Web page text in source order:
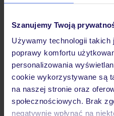
Szanujemy Twoją
Używamy technologii takich
poprawy komfortu
personalizowania
cookie wykorzystywane są
na naszej stronie oraz
społecznościowych. Brak
negatywnie wpłynąć na
Hotel
Opinie